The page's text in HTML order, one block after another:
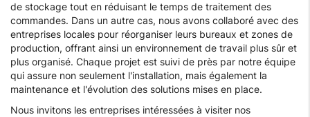
de stockage tout en réduisant le temps de traitement des
commandes. Dans un autre cas, nous avons collaboré avec des
entreprises locales pour réorganiser leurs bureaux et zones de
production, offrant ainsi un environnement de travail plus sûr et
plus organisé. Chaque projet est suivi de près par notre équipe
qui assure non seulement l'installation, mais également la
maintenance et l'évolution des solutions mises en place.
Nous invitons les entreprises intéressées à visiter nos